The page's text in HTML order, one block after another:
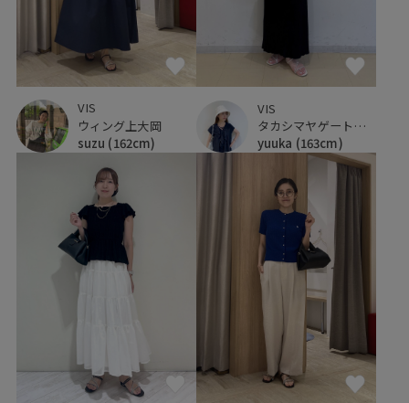
VIS
ウィング上大岡
suzu (162cm)
VIS
タカシマヤゲートタワーモール
yuuka (163cm)